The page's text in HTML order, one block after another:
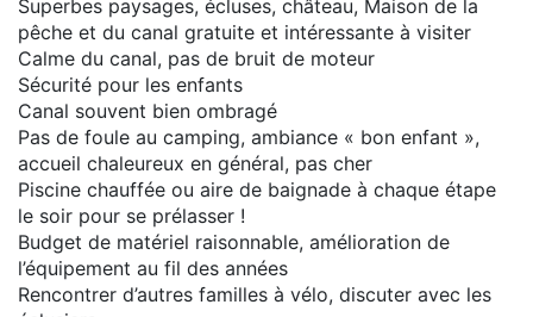
Superbes paysages, écluses, château, Maison de la
pêche et du canal gratuite et intéressante à visiter
Calme du canal, pas de bruit de moteur
Sécurité pour les enfants
Canal souvent bien ombragé
Pas de foule au camping, ambiance « bon enfant »,
accueil chaleureux en général, pas cher
Piscine chauffée ou aire de baignade à chaque étape
le soir pour se prélasser !
Budget de matériel raisonnable, amélioration de
l’équipement au fil des années
Rencontrer d’autres familles à vélo, discuter avec les